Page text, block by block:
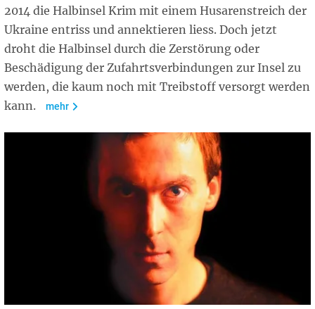
2014 die Halbinsel Krim mit einem Husarenstreich der
Ukraine entriss und annektieren liess. Doch jetzt
droht die Halbinsel durch die Zerstörung oder
Beschädigung der Zufahrtsverbindungen zur Insel zu
werden, die kaum noch mit Treibstoff versorgt werden
kann.
mehr